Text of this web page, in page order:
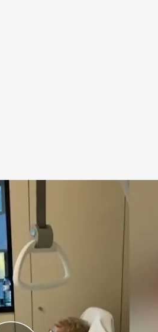
Educación Infantil
acudir al hospital